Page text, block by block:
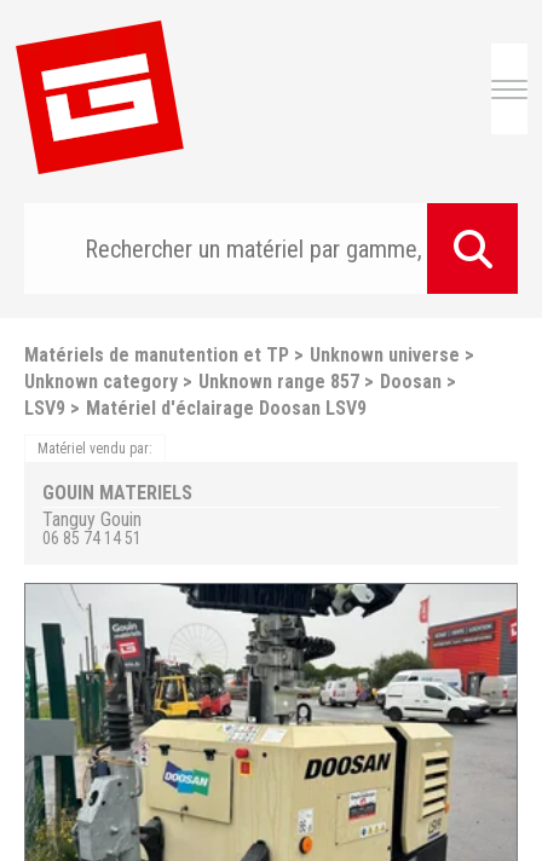
Matériels de manutention et TP
Unknown universe
Unknown category
Unknown range 857
Doosan
LSV9
Matériel d'éclairage Doosan LSV9
Matériel vendu par:
GOUIN MATERIELS
Tanguy Gouin
06 85 74 14 51